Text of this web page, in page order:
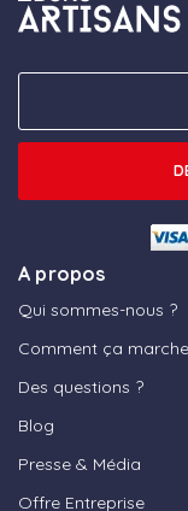
A propos
Qui sommes-nous ?
Comment ça
Des questions ?
Blog
Presse & Média
Offre Entreprise